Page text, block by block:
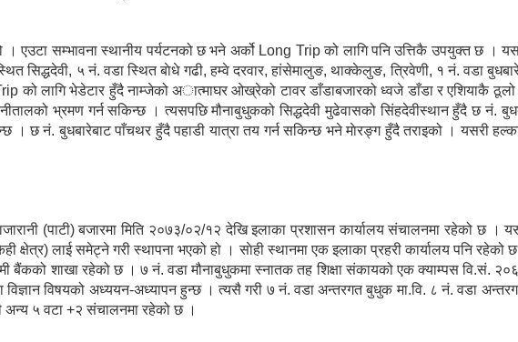
एउटा सम्भावना स्थानीय पर्यटनको छ भने अर्को Long Trip को लागि पनि उत्तिकै उपयुक्त छ ।
सिद्धदेवी, ५ नं. वडा स्थित बाेधे गढी, हम्वे दरवार, हांसेमालुङ, थाक्केलुङ, त्रिवेणी, १ नं. वडा
को लागि भेडेटार हुँदै नाम्जेको अात्माघर ओख्रेको टावर डाँडाबजारको ध्वजे डाँडा र एशियाकै
भ्रमण गर्न सकिन्छ । त्यसपछि मौनाबुधुकको सिद्धदेवी मुढेवासको सिंहदेवीस्थान हुँदै छ नं.
। छ नं. बुधबारेबाट पाँचथर हुँदै पहाडी यात्रा तय गर्न सकिन्छ भने माेरङ्ग हुँदै तराइको । यसरी
(पाटी) बजारमा मिति २०७३/०२/१२ देखि इलाका प्रशासन कार्यालय संचालनमा रहेको छ
क्षेत्र) लाई समेट्ने गरी स्थापना भएको हो । साेही स्थानमा एक इलाका प्रहरी कार्यालय पनि रहेको
बैंकको शाखा रहेको छ । ७ नं. वडा मौनाबुधुकमा स्नातक तह शिक्षा संकायको एक क्याम्पस वि.सं.
विज्ञान विषयको अध्ययन-अध्यापन हुन्छ । त्यसै गरी ७ नं. वडा अन्तरगत बुधुक मा.वि. ८ नं. वडा
अन्य ५ वटा +२ संचालनमा रहेको छ ।